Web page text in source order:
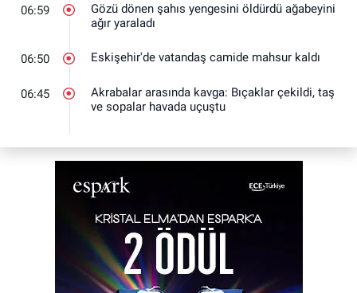
06:59
Gözü dönen şahıs yengesini öldürdü ağabeyini
ağır yaraladı
06:50 Eskişehir'de vatandaş camide mahsur kaldı
06:45
Akrabalar arasında kavga: Bıçaklar çekildi, taş
ve sopalar havada uçuştu